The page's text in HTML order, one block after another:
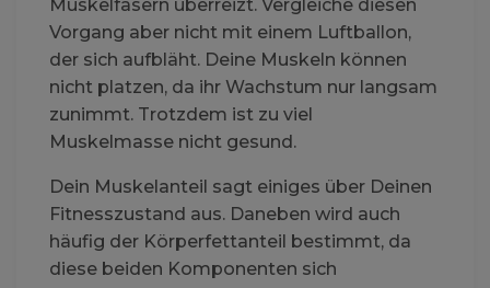
Muskelfasern überreizt. Vergleiche diesen
Vorgang aber nicht mit einem Luftballon,
der sich aufbläht. Deine Muskeln können
nicht platzen, da ihr Wachstum nur langsam
zunimmt. Trotzdem ist zu viel
Muskelmasse nicht gesund.
Dein Muskelanteil sagt einiges über Deinen
Fitnesszustand aus. Daneben wird auch
häufig der Körperfettanteil bestimmt, da
diese beiden Komponenten sich